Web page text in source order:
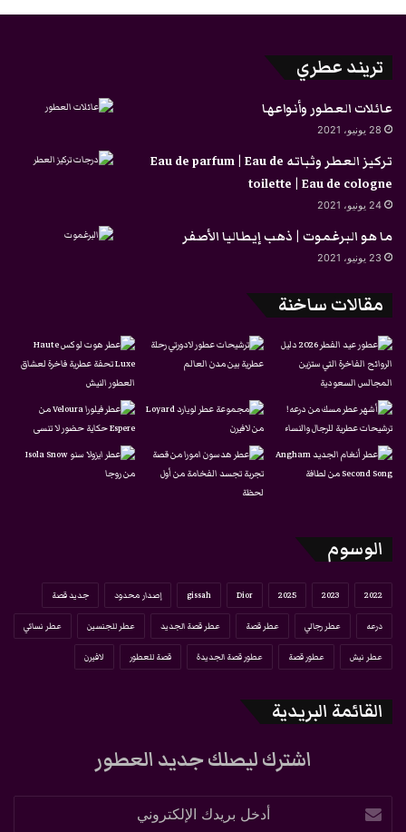
تريند عطري
عائلات العطور وأنواعها
28 يونيو، 2021
تركيز العطر وثباته Eau de parfum | Eau de
toilette | Eau de cologne
24 يونيو، 2021
ما هو البرغموت | ذهب إيطاليا الأصفر
23 يونيو، 2021
مقالات ساخنة
الوسوم
2022
2023
2025
Dior
gissah إصدار محدود جديد قصة
درعه عطر رجالي عطر قصة عطر قصة الجديد عطر للجنسين عطر نسائي
عطر نيش عطور قصة عطور قصة الجديدة قصة للعطور لافيرن
القائمة البريدية
اشترك ليصلك جديد العطور
أدخل
بريدك